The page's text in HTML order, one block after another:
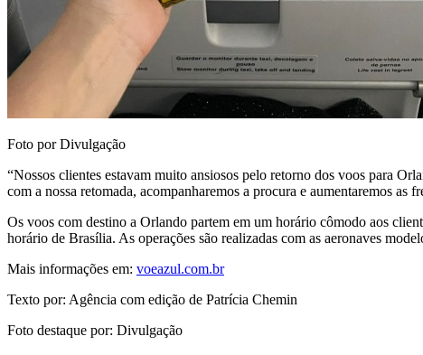
Foto por Divulgação
“Nossos clientes estavam muito ansiosos pelo retorno dos voos para
com a nossa retomada, acompanharemos a procura e aumentaremos
Os voos com destino a Orlando partem em um horário cômodo aos
horário de Brasília. As operações são realizadas com as aeronaves
Mais informações em: voeazul.com.br
Texto por: Agência com edição de Patrícia Chemin
Foto destaque por: Divulgação